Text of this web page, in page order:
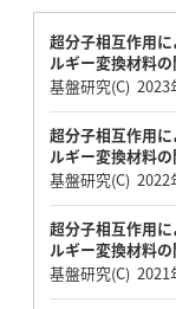
超分子相互作用
ルギー変換材料
基盤研究(C) 2023
超分子相互作用
ルギー変換材料
基盤研究(C) 2022
超分子相互作用
ルギー変換材料
基盤研究(C) 2021